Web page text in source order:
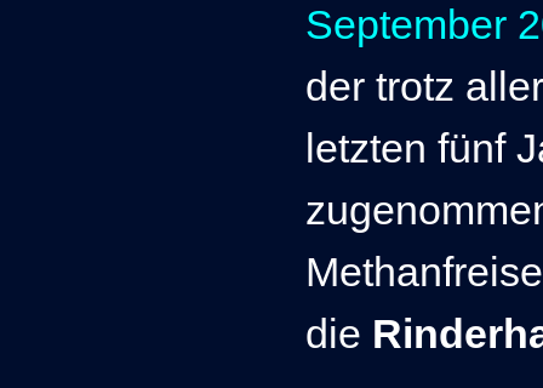
September
der trotz
letzten fünf
die